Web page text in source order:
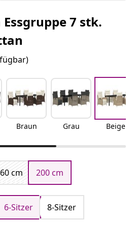
7 stk.
Braun Grau Beige
cm
200 cm
6-Sitzer 8-Sitzer